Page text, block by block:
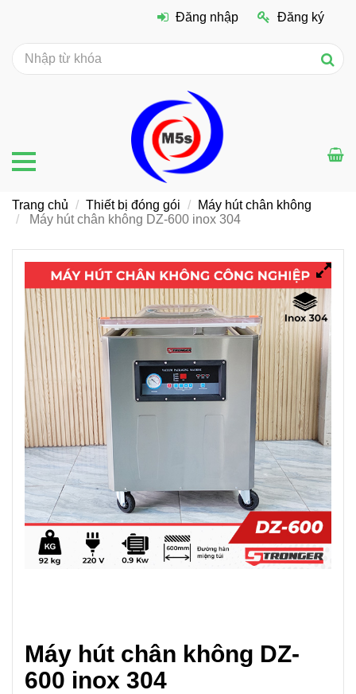
Máy hút chân không DZ-
600 inox 304
Đăng nhập Đăng ký
Trang chủ Thiết bị đóng gói
Máy hút chân không
Máy hút chân không DZ-600 inox 304